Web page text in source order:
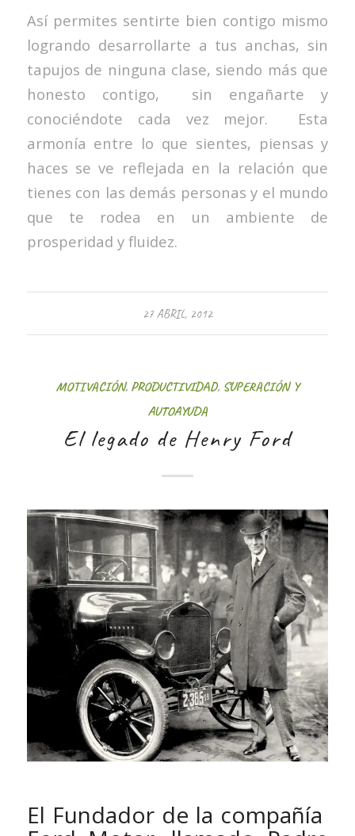
Así permites sentirte bien contigo mismo
logrando desarrollarte a tus anchas, sin
tapujos de ninguna clase, siendo más que
honesto contigo, sin engañarte y
conociéndote cada vez mejor. Esta
armonía entre lo que sientes, piensas y
haces se ve reflejada en la relación que
tienes con las demás personas y el mundo
que te rodea en un ambiente de
prosperidad y fluidez.
27 ABRIL, 2012
MOTIVACIÓN, PRODUCTIVIDAD, SUPERACIÓN Y
AUTOAYUDA
El legado de Henry Ford
El Fundador de la compañía